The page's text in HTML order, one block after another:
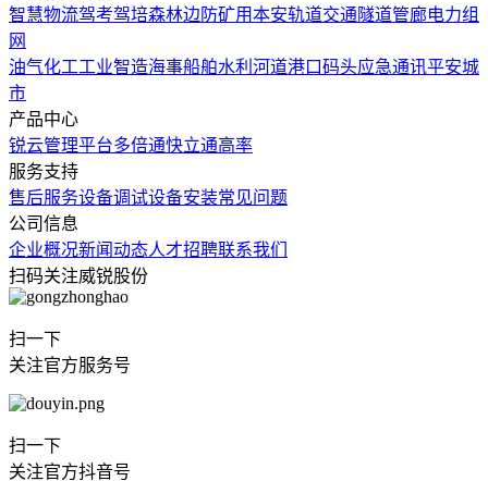
智慧物流驾考驾培森林边防矿用本安轨道交通隧道管廊电力组
网
油气化工工业智造海事船舶水利河道港口码头应急通讯平安城
市
产品中心
锐云管理平台多倍通快立通高率
服务支持
售后服务设备调试设备安装常见问题
公司信息
企业概况新闻动态人才招聘联系我们
扫码关注威锐股份
扫一下
关注官方服务号
扫一下
关注官方抖音号